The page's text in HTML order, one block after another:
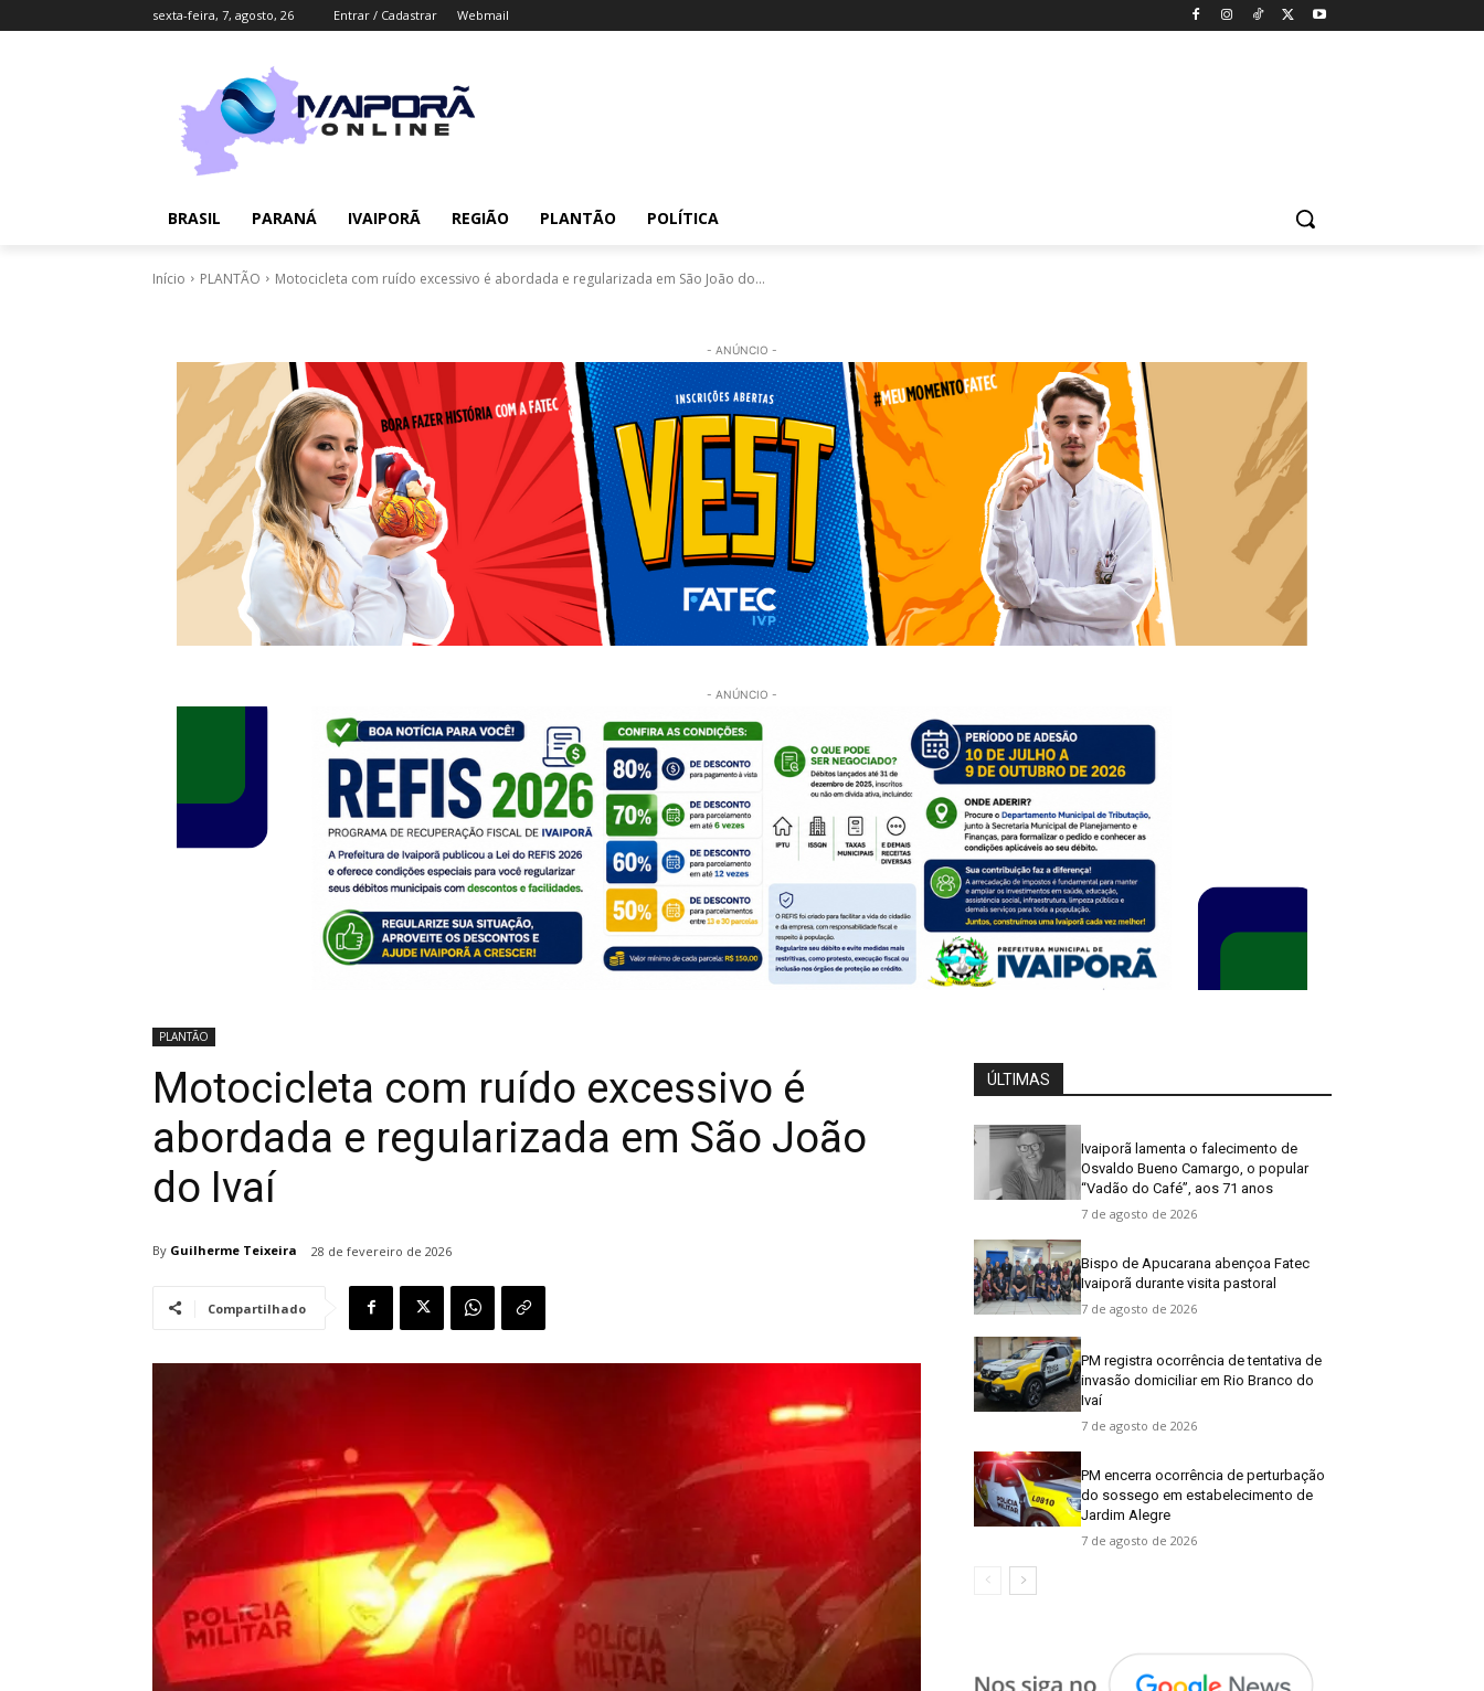
sexta-feira, 7, agosto, 26 Entrar / Cadastrar Webmail
BRASIL PARANÁ IVAIPORÃ REGIÃO PLANTÃO POLÍTICA
Início PLANTÃO Motocicleta com ruído excessivo é abordada e regularizada em São João do...
- ANÚNCIO -
- ANÚNCIO -
PLANTÃO
Motocicleta com ruído excessivo é
abordada e regularizada em São João
do Ivaí
By Guilherme Teixeira 28 de fevereiro de 2026
Compartilhado
ÚLTIMAS
Ivaiporã lamenta o falecimento de
Osvaldo Bueno Camargo, o popular
“Vadão do Café”, aos 71 anos
7 de agosto de 2026
Bispo de Apucarana abençoa Fatec
Ivaiporã durante visita pastoral
7 de agosto de 2026
PM registra ocorrência de tentativa de
invasão domiciliar em Rio Branco do
Ivaí
7 de agosto de 2026
PM encerra ocorrência de perturbação
do sossego em estabelecimento de
Jardim Alegre
7 de agosto de 2026